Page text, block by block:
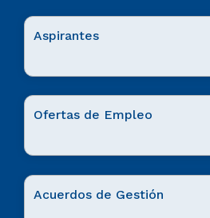
Aspirantes
Ofertas de Empleo
Acuerdos de Gestión